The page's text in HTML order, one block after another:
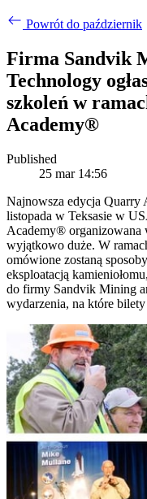
Powrót do październik
Firma Sandvik
Technology
szkoleń w
Academy®
Published
25 mar 14:56
Najnowsza edycja Quarry
listopada w Teksasie w
Academy® organizowana
wyjątkowo duże. W
omówione zostaną
eksploatacją
do firmy Sandvik Mining
wydarzenia, na które